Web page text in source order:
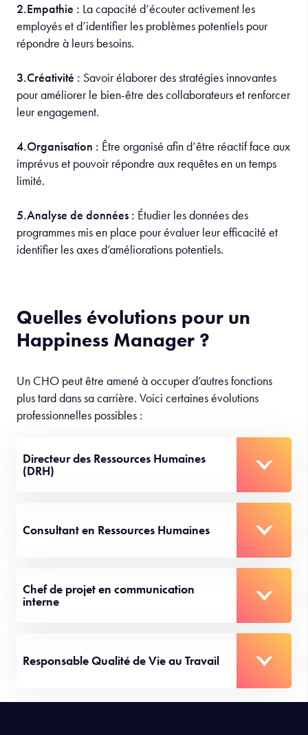
2.Empathie : La capacité d’écouter activement les
employés et d’identifier les problèmes potentiels pour
répondre à leurs besoins.
3.Créativité : Savoir élaborer des stratégies innovantes
pour améliorer le bien-être des collaborateurs et renforcer
leur engagement.
4.Organisation : Être organisé afin d’être réactif face aux
imprévus et pouvoir répondre aux requêtes en un temps
limité.
5.Analyse de données : Étudier les données des
programmes mis en place pour évaluer leur efficacité et
identifier les axes d’améliorations potentiels.
Quelles évolutions pour un
Happiness Manager ?
Un CHO peut être amené à occuper d’autres fonctions
plus tard dans sa carrière. Voici certaines évolutions
professionnelles possibles :
Directeur des Ressources Humaines
(DRH)
Consultant en Ressources Humaines
Chef de projet en communication
interne
Responsable Qualité de Vie au Travail